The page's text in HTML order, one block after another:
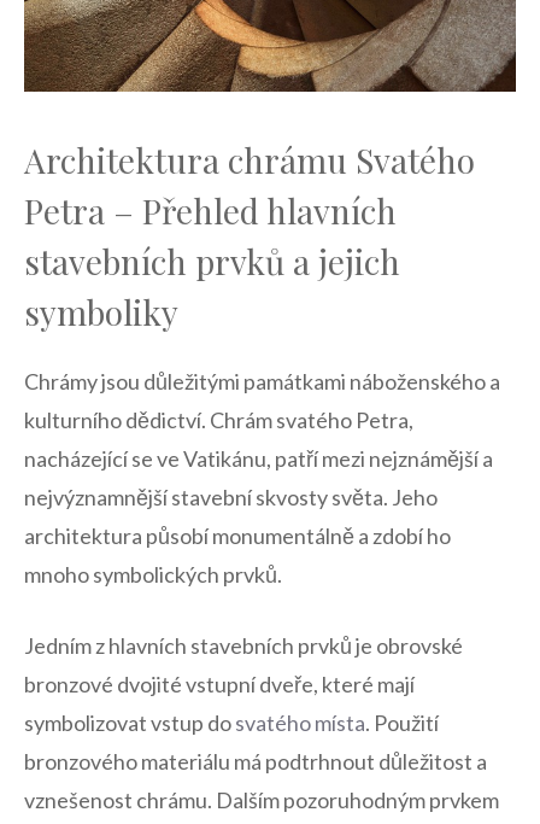
Architektura chrámu Svatého‍
Petra – Přehled hlavních
stavebních‍ prvků a jejich
symboliky
Chrámy jsou ‌důležitými památkami náboženského⁣ a
kulturního dědictví. ⁤Chrám svatého Petra,
nacházející ⁣se ‍ve ⁤Vatikánu,⁤ patří mezi ⁢nejznámější a
nejvýznamnější stavební ⁤skvosty ‌světa. Jeho
architektura⁣ působí​ monumentálně ⁢a zdobí ho​
mnoho symbolických prvků.
Jedním z hlavních⁣ stavebních prvků je obrovské
bronzové dvojité vstupní dveře, které mají⁢
symbolizovat vstup ⁢dosvatého ‌místa. Použití
bronzového​ materiálu má podtrhnout důležitost a
vznešenost chrámu. Dalším pozoruhodným ​prvkem⁣